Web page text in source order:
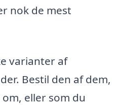
nok de mest
varianter af
Bestil den af dem,
eller som du